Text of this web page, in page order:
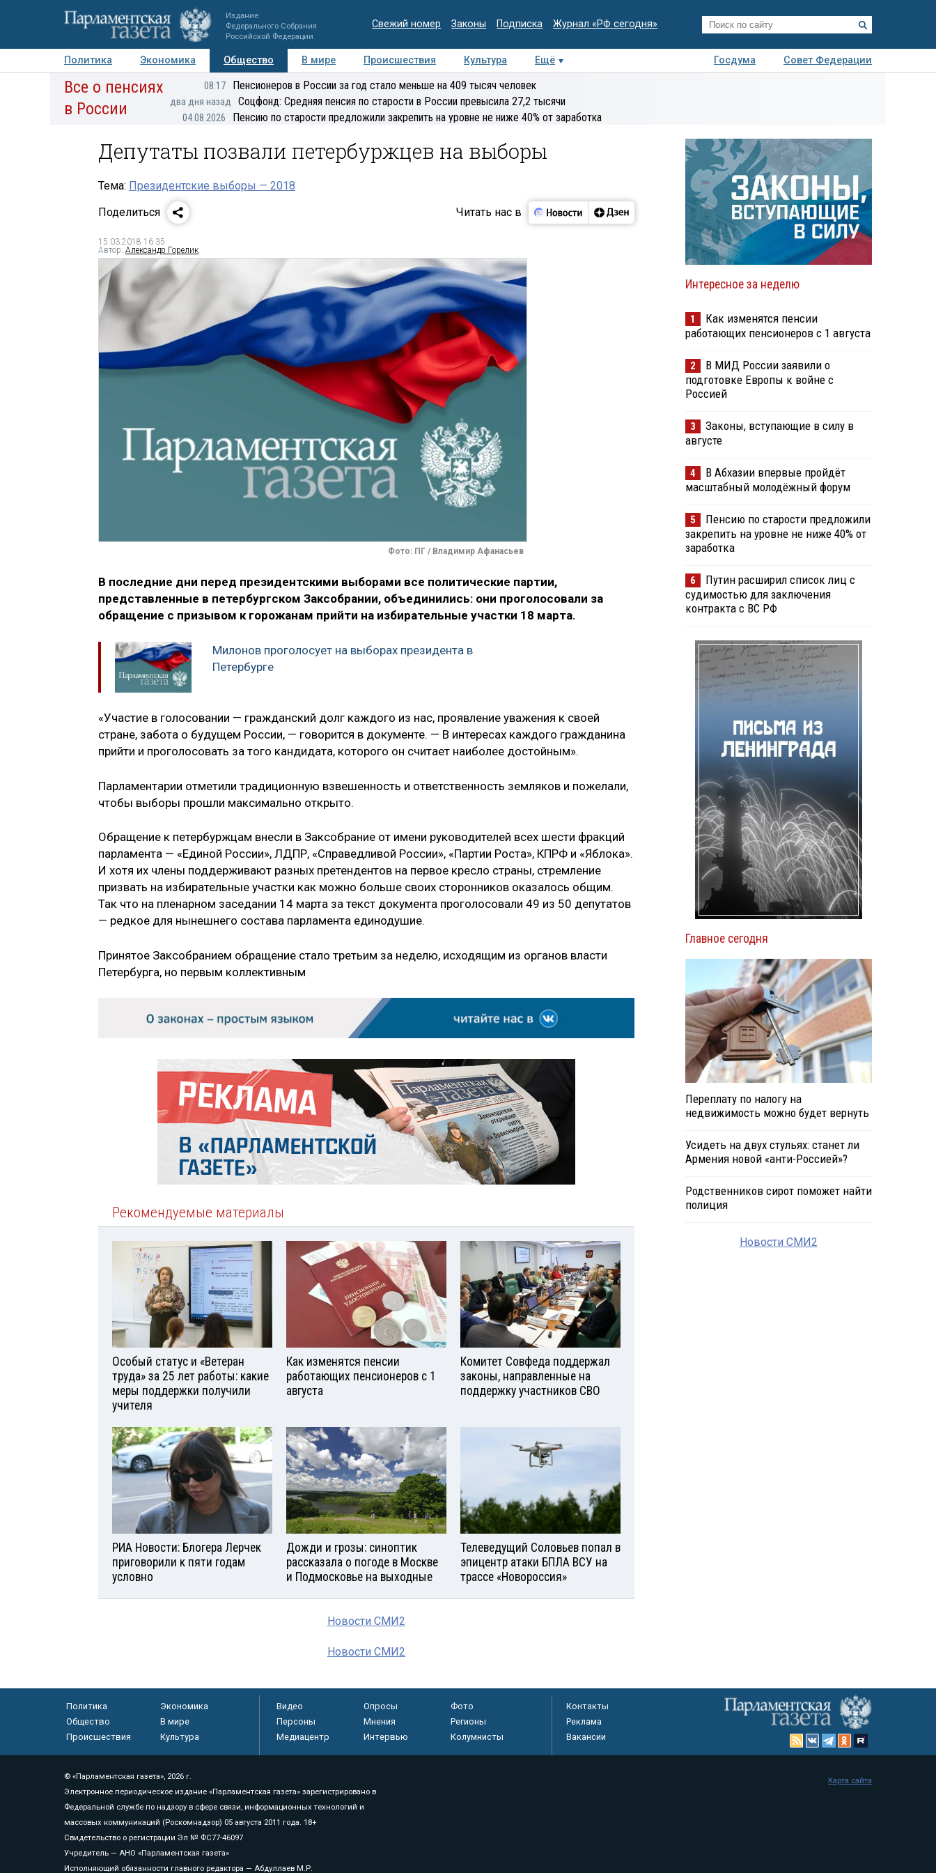
Издание
Федерального Собрания
Российской Федерации
Свежий номер Законы Подписка Журнал «РФ сегодня»
Политика Экономика Общество В мире Происшествия Культура Ещё Госдума
Совет Федерации
Авторы Персоны Мнения Регионы Медиацентр Интервью Колумнисты
Все о пенсиях
в России
08:17 Пенсионеров в России за год стало меньше на 409 тысяч человек
два дня назад Соцфонд: Средняя пенсия по старости в России превысила 27,2 тысячи
04.08.2026 Пенсию по старости предложили закрепить на уровне не ниже 40% от заработка
Депутаты позвали петербуржцев на выборы
Тема: Президентские выборы — 2018
Поделиться
Читать нас в
15.03.2018 16:35
Автор: Александр Горелик
Фото: ПГ / Владимир Афанасьев
В последние дни перед президентскими выборами все политические партии,
представленные в петербургском Заксобрании, объединились: они проголосовали за
обращение с призывом к горожанам прийти на избирательные участки 18 марта.
Милонов проголосует на выборах президента в
Петербурге
«Участие в голосовании — гражданский долг каждого из нас, проявление уважения к своей
стране, забота о будущем России, — говорится в документе. — В интересах каждого гражданина
прийти и проголосовать за того кандидата, которого он считает наиболее достойным».
Парламентарии отметили традиционную взвешенность и ответственность земляков и пожелали,
чтобы выборы прошли максимально открыто.
Обращение к петербуржцам внесли в Заксобрание от имени руководителей всех шести фракций
парламента — «Единой России», ЛДПР, «Справедливой России», «Партии Роста», КПРФ и «Яблока».
И хотя их члены поддерживают разных претендентов на первое кресло страны, стремление
призвать на избирательные участки как можно больше своих сторонников оказалось общим.
Так что на пленарном заседании 14 марта за текст документа проголосовали 49 из 50 депутатов
— редкое для нынешнего состава парламента единодушие.
Принятое Заксобранием обращение стало третьим за неделю, исходящим из органов власти
Петербурга, но первым коллективным
Рекомендуемые материалы
Особый статус и «Ветеран
труда» за 25 лет работы: какие
меры поддержки получили
учителя
Как изменятся пенсии
работающих пенсионеров с 1
августа
Комитет Совфеда поддержал
законы, направленные на
поддержку участников СВО
РИА Новости: Блогера Лерчек
приговорили к пяти годам
условно
Дожди и грозы: синоптик
рассказала о погоде в Москве
и Подмосковье на выходные
Телеведущий Соловьев попал в
эпицентр атаки БПЛА ВСУ на
трассе «Новороссия»
Новости СМИ2
Новости СМИ2
Интересное за неделю
1
Как изменятся пенсии
работающих пенсионеров с 1 августа
2
В МИД России заявили о
подготовке Европы к войне с
Россией
3
Законы, вступающие в силу в
августе
4
В Абхазии впервые пройдёт
масштабный молодёжный форум
5
Пенсию по старости предложили
закрепить на уровне не ниже 40% от
заработка
6
Путин расширил список лиц с
судимостью для заключения
контракта с ВС РФ
Главное сегодня
Переплату по налогу на
недвижимость можно будет вернуть
Усидеть на двух стульях: станет ли
Армения новой «анти-Россией»?
Родственников сирот поможет найти
полиция
Новости СМИ2
Политика
Экономика
Общество
В мире
Происшествия
Культура
Видео Опросы
Фото
Персоны
Мнения
Регионы
Медиацентр
Интервью Колумнисты
Контакты
Реклама
Вакансии
© «Парламентская газета», 2026 г.
Электронное периодическое издание «Парламентская газета» зарегистрировано в
Федеральной службе по надзору в сфере связи, информационных технологий и
массовых коммуникаций (Роскомнадзор) 05 августа 2011 года. 18+
Свидетельство о регистрации Эл № ФС77-46097
Учредитель — АНО «Парламентская газета»
Исполняющий обязанности главного редактора — Абдуллаев М.Р.
Карта сайта